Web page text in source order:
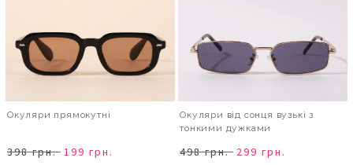
Окуляри прямокутні
398 грн. 199 грн.
Окуляри від сонця вузькі з
тонкими дужками
498 грн. 299 грн.